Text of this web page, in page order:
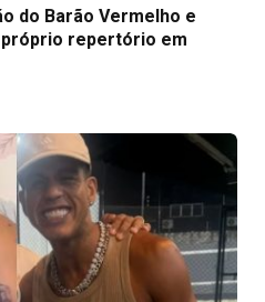
do Barão Vermelho e
repertório em